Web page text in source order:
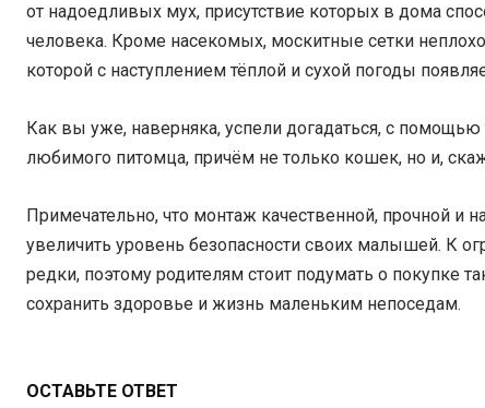
от надоедливых мух, присутствие которых в дома
человека. Кроме насекомых, москитные сетки
которой с наступлением тёплой и сухой погоды
Как вы уже, наверняка, успели догадаться, с
любимого питомца, причём не только кошек, но и,
Примечательно, что монтаж качественной, прочной и
увеличить уровень безопасности своих малышей. К
редки, поэтому родителям стоит подумать о покупке
сохранить здоровье и жизнь маленьким непоседам.
ОСТАВЬТЕ ОТВЕТ